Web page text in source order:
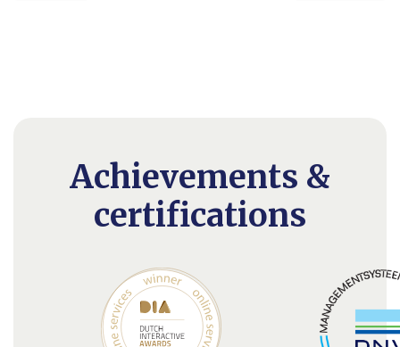
Achievements &
certifications